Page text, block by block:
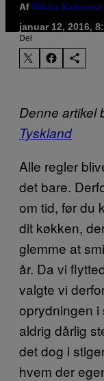
Af Nikita
januar 12, 2016,
Del
Denne artikel
Tyskland
Alle regler
det bare.
om tid, før du
dit køkken,
glemme at
år. Da vi
valgte vi
oprydningen i
aldrig dårlig
det dog i
hvem der